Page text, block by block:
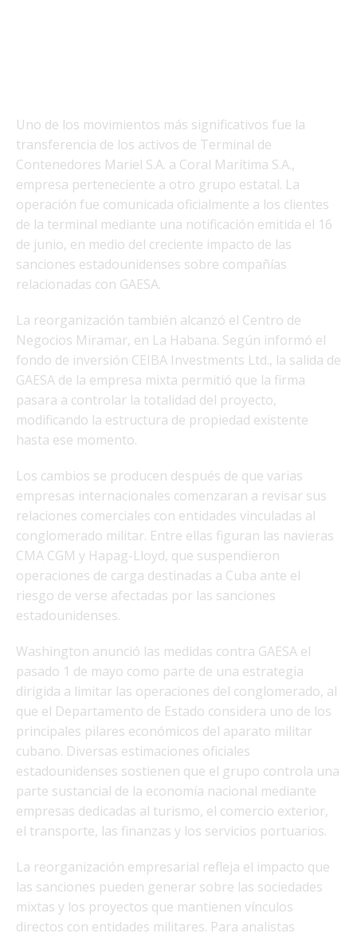
Uno de los movimientos más significativos fue la
transferencia de los activos de Terminal de
Contenedores Mariel S.A. a Coral Marítima S.A.,
empresa perteneciente a otro grupo estatal. La
operación fue comunicada oficialmente a los clientes
de la terminal mediante una notificación emitida el 16
de junio, en medio del creciente impacto de las
sanciones estadounidenses sobre compañías
relacionadas con GAESA.
La reorganización también alcanzó el Centro de
Negocios Miramar, en La Habana. Según informó el
fondo de inversión CEIBA Investments Ltd., la salida de
GAESA de la empresa mixta permitió que la firma
pasara a controlar la totalidad del proyecto,
modificando la estructura de propiedad existente
hasta ese momento.
Los cambios se producen después de que varias
empresas internacionales comenzaran a revisar sus
relaciones comerciales con entidades vinculadas al
conglomerado militar. Entre ellas figuran las navieras
CMA CGM y Hapag-Lloyd, que suspendieron
operaciones de carga destinadas a Cuba ante el
riesgo de verse afectadas por las sanciones
estadounidenses.
Washington anunció las medidas contra GAESA el
pasado 1 de mayo como parte de una estrategia
dirigida a limitar las operaciones del conglomerado, al
que el Departamento de Estado considera uno de los
principales pilares económicos del aparato militar
cubano. Diversas estimaciones oficiales
estadounidenses sostienen que el grupo controla una
parte sustancial de la economía nacional mediante
empresas dedicadas al turismo, el comercio exterior,
el transporte, las finanzas y los servicios portuarios.
La reorganización empresarial refleja el impacto que
las sanciones pueden generar sobre las sociedades
mixtas y los proyectos que mantienen vínculos
directos con entidades militares. Para analistas